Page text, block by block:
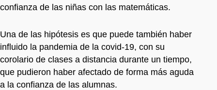
confianza de las niñas con las matemáticas.
Una de las hipótesis es que puede también haber
influido la pandemia de la covid-19, con su
corolario de clases a distancia durante un tiempo,
que pudieron haber afectado de forma más aguda
a la confianza de las alumnas.